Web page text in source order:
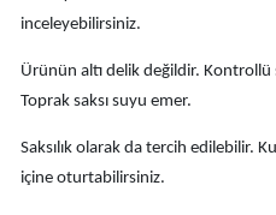
inceleyebilirsiniz.
Ürünün altı delik değildir.
Toprak saksı suyu emer.
Saksılık olarak da tercih edilebilir.
içine oturtabilirsiniz.